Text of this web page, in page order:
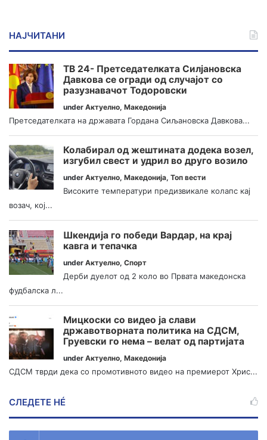
НАЈЧИТАНИ
ТВ 24- Претседателката Силјановска
Давкова се огради од случајот со
разузнавачот Тодоровски
under Актуелно, Македонија
Претседателката на државата Гордана Сиљановска Давкова...
Колабирал од жештината додека возел,
изгубил свест и удрил во друго возило
under Актуелно, Македонија, Топ вести
Високите температури предизвикале колапс кај
возач, кој...
Шкендија го победи Вардар, на крај
кавга и тепачка
under Актуелно, Спорт
Дерби дуелот од 2 коло во Првата македонска
фудбалска л...
Мицкоски со видео ја слави
државотворната политика на СДСМ,
Груевски го нема – велат од партијата
under Актуелно, Македонија
СДСМ тврди дека со промотивното видео на премиерот Хрис...
СЛЕДЕТЕ НÉ